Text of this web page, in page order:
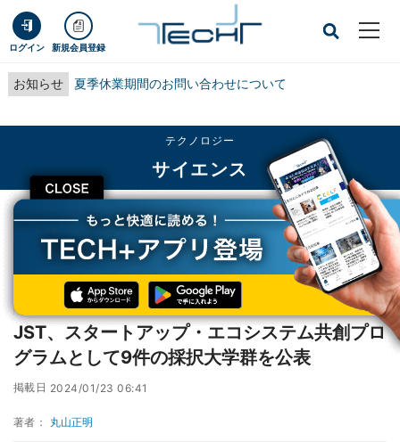
ログイン 新規会員登録
お知らせ 夏季休業期間のお問い合わせについて
CLOSE
テクノロジー
サイエンス
TECH+ テクノロジー
サイエンス
JST、スタートアップ・エコシステム共創プログラムとして9件の採択大学群を
レポート
JST、スタートアップ・エコシステム共創プロ
グラムとして9件の採択大学群を公表
掲載日 2024/01/23 06:41
著者： 丸山正明